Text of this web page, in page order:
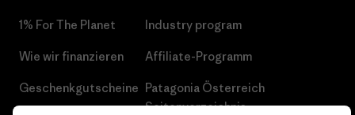
1% For The Planet
Wie wir finanzieren
Geschenkgutscheine
Industry program
Affiliate-Programm
Patagonia Österreich
Seitenverzeichnis